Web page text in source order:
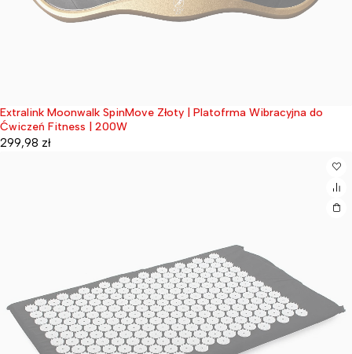
Wyprzedane
Extralink Moonwalk SpinMove Złoty | Platofrma Wibracyjna do
Ćwiczeń Fitness | 200W
299,98 zł